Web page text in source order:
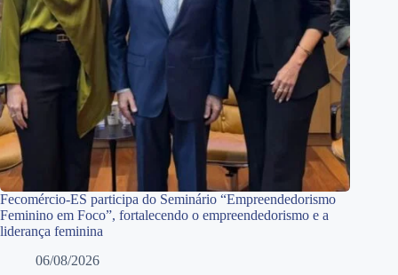
Fecomércio-ES participa do Seminário “Empreendedorismo
Feminino em Foco”, fortalecendo o empreendedorismo e a
liderança feminina
06/08/2026